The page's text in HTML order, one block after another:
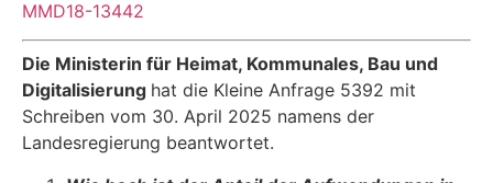
MMD18-13442
Die Ministerin für Heimat, Kommunales, Bau und
Digitalisierung hat die Kleine Anfrage 5392 mit
Schreiben vom 30. April 2025 namens der
Landesregierung beantwortet.